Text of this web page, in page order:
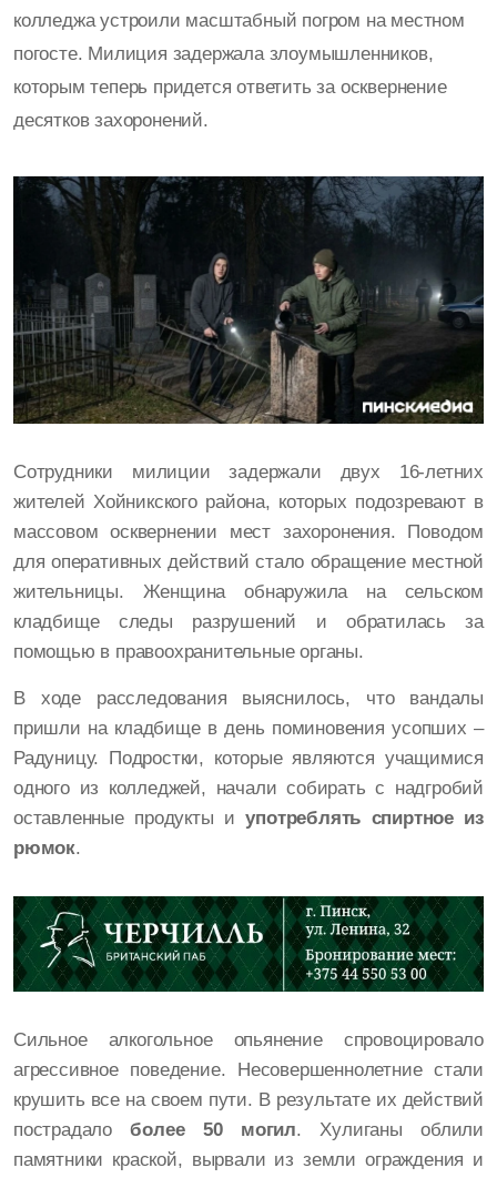
колледжа устроили масштабный погром на местном
погосте. Милиция задержала злоумышленников,
которым теперь придется ответить за осквернение
десятков захоронений.
Сотрудники милиции задержали двух 16-летних
жителей Хойникского района, которых подозревают в
массовом осквернении мест захоронения. Поводом
для оперативных действий стало обращение местной
жительницы. Женщина обнаружила на сельском
кладбище следы разрушений и обратилась за
помощью в правоохранительные органы.
В ходе расследования выяснилось, что вандалы
пришли на кладбище в день поминовения усопших –
Радуницу. Подростки, которые являются учащимися
одного из колледжей, начали собирать с надгробий
оставленные продукты иупотреблять спиртное из
рюмок.
Сильное алкогольное опьянение спровоцировало
агрессивное поведение. Несовершеннолетние стали
крушить все на своем пути. В результате их действий
пострадало более 50 могил. Хулиганы облили
памятники краской, вырвали из земли ограждения и